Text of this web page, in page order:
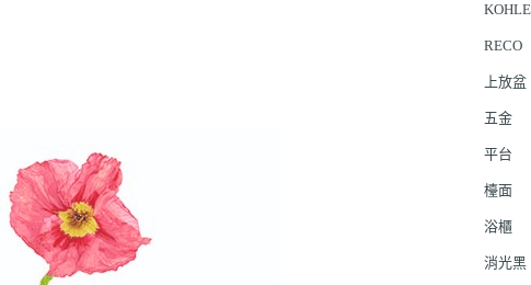
RECO
上放盆
五金
平台
檯面
浴櫃
消光黑